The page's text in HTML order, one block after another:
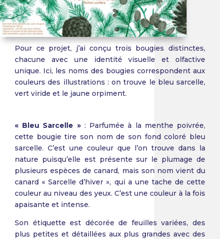
Pour ce projet, j’ai conçu trois bougies distinctes,
chacune avec une identité visuelle et olfactive
unique. Ici, les noms des bougies correspondent aux
couleurs des illustrations : on trouve le bleu sarcelle,
vert viride et le jaune orpiment.
« Bleu Sarcelle »: Parfumée à la menthe poivrée,
cette bougie tire son nom de son fond coloré bleu
sarcelle. C’est une couleur que l’on trouve dans la
nature puisqu’elle est présente sur le plumage de
plusieurs espèces de canard, mais son nom vient du
canard « Sarcelle d’hiver », qui a une tache de cette
couleur au niveau des yeux. C’est une couleur à la fois
apaisante et intense.
Son étiquette est décorée de feuilles variées, des
plus petites et détaillées aux plus grandes avec des